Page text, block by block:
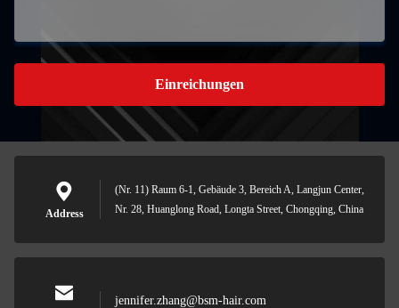
Einreichungen
Address
(Nr. 11) Raum 6-1, Gebäude 3, Bereich A, Langjun Center,
Nr. 28, Huanglong Road, Longta Street, Chongqing, China
jennifer.zhang@bsm-hair.com